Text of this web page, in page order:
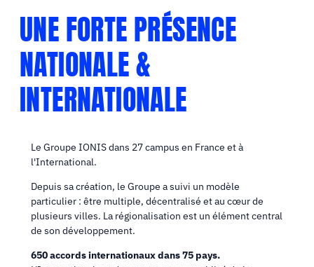
UNE FORTE PRÉSENCE
NATIONALE &
INTERNATIONALE
Le Groupe IONIS dans 27 campus en France et à
l'International.
Depuis sa création, le Groupe a suivi un modèle
particulier : être multiple, décentralisé et au cœur de
plusieurs villes. La régionalisation est un élément central
de son développement.
650 accords internationaux dans 75 pays.